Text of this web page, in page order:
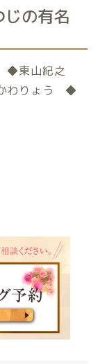
じの有名
◆東山紀之
わりょう ◆